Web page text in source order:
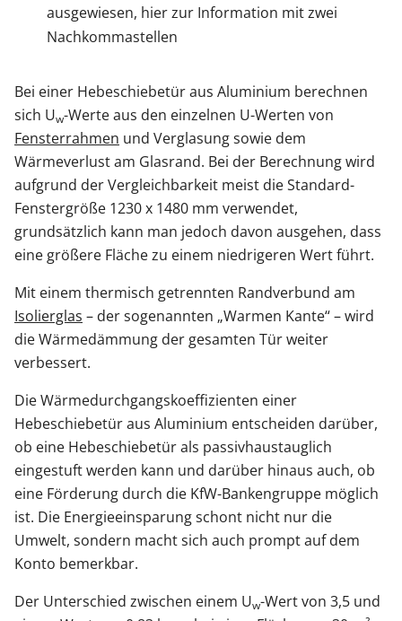
ausgewiesen, hier zur Information mit zwei
Nachkommastellen
Bei einer Hebeschiebetür aus Aluminium berechnen
sich Uw-Werte aus den einzelnen U-Werten von
Fensterrahmen und Verglasung sowie dem
Wärmeverlust am Glasrand. Bei der Berechnung wird
aufgrund der Vergleichbarkeit meist die Standard-
Fenstergröße 1230 x 1480 mm verwendet,
grundsätzlich kann man jedoch davon ausgehen, dass
eine größere Fläche zu einem niedrigeren Wert führt.
Mit einem thermisch getrennten Randverbund am
Isolierglas – der sogenannten „Warmen Kante“ – wird
die Wärmedämmung der gesamten Tür weiter
verbessert.
Die Wärmedurchgangskoeffizienten einer
Hebeschiebetür aus Aluminium entscheiden darüber,
ob eine Hebeschiebetür als passivhaustauglich
eingestuft werden kann und darüber hinaus auch, ob
eine Förderung durch die KfW-Bankengruppe möglich
ist. Die Energieeinsparung schont nicht nur die
Umwelt, sondern macht sich auch prompt auf dem
Konto bemerkbar.
Der Unterschied zwischen einem Uw-Wert von 3,5 und